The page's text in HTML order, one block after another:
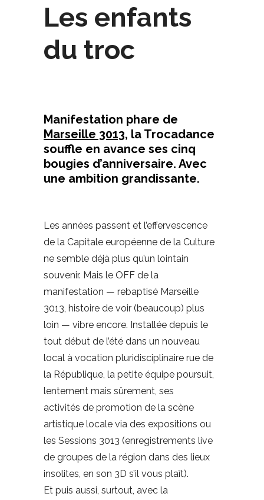
Les enfants
du troc
Manifestation phare de
Marseille 3013, la Trocadance
souffle en avance ses cinq
bougies d’anniversaire. Avec
une ambition grandissante.
Les années passent et l’effervescence
de la Capitale européenne de la Culture
ne semble déjà plus qu’un lointain
souvenir. Mais le OFF de la
manifestation — rebaptisé Marseille
3013, histoire de voir (beaucoup) plus
loin — vibre encore. Installée depuis le
tout début de l’été dans un nouveau
local à vocation pluridisciplinaire rue de
la République, la petite équipe poursuit,
lentement mais sûrement, ses
activités de promotion de la scène
artistique locale via des expositions ou
les Sessions 3013 (enregistrements live
de groupes de la région dans des lieux
insolites, en son 3D s’il vous plaît).
Et puis aussi, surtout, avec la